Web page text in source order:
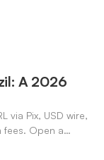
A 2026
via Pix, USD wire,
Open a